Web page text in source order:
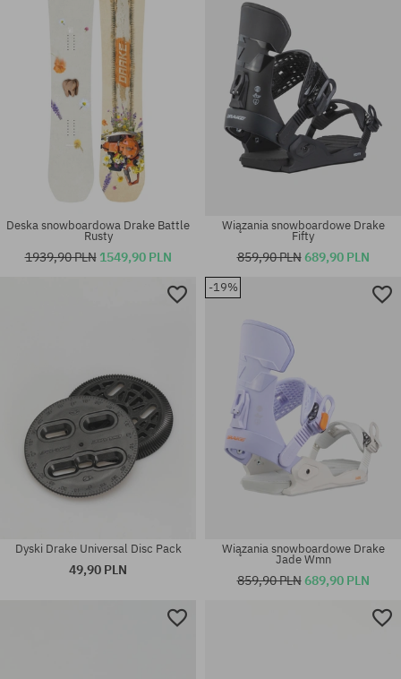
Dostępne rozmiary:
Deska snowboardowa Drake Battle
Rusty
1939,90 PLN 1549,90 PLN
Wiązania snowboardowe Drake
Fifty
859,90 PLN689,90 PLN
Dyski Drake Universal Disc Pack
49,90 PLN
-19%
Wiązania snowboardowe Drake
Jade Wmn
859,90 PLN689,90 PLN